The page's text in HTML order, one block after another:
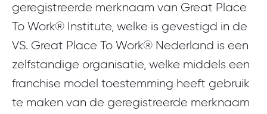
geregistreerde merknaam van Great Place
To Work® Institute, welke is gevestigd in de
VS. Great Place To Work® Nederland is een
zelfstandige organisatie, welke middels een
franchise model toestemming heeft gebruik
te maken van de geregistreerde merknaam